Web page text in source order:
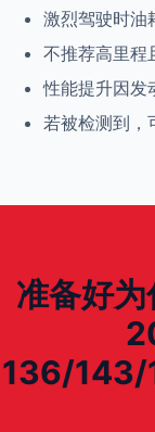
激烈驾驶时油
不推荐高里程
性能提升因发
若被检测到，
准备好
136/143/